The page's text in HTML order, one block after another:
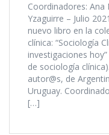
Coordinadores:
Yzaguirre – Julio
nuevo libro en la
clínica: “Sociología
investigaciones
de sociología
autor@s, de
Uruguay.
[…]